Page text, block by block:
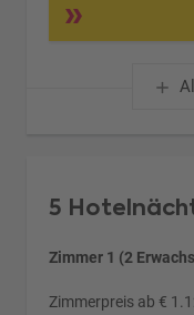
5
Zimmer 1 (2
Zimmerpreis ab €